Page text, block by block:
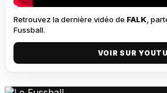
Retrouvez la dernière vidéo de FALK ,
Fussball.
VOIR SUR